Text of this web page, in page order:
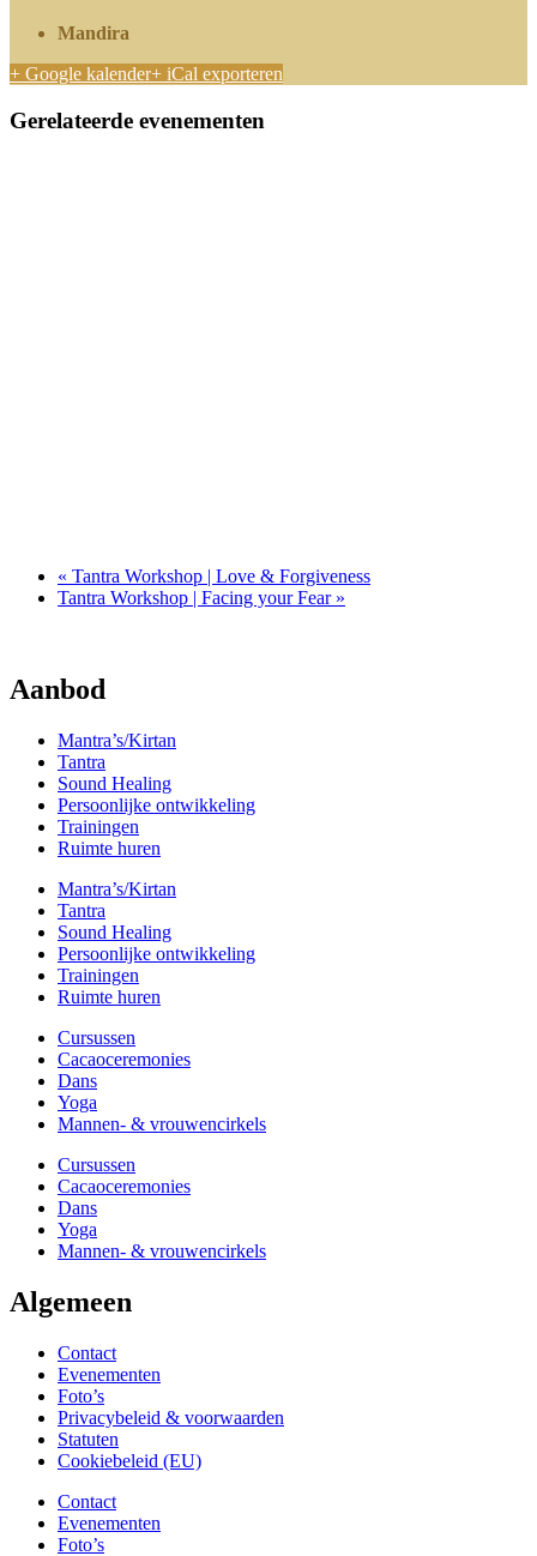
Mandira
+ Google kalender+ iCal exporteren
Gerelateerde evenementen
« Tantra Workshop | Love & Forgiveness
Tantra Workshop | Facing your Fear »
Aanbod
Mantra’s/Kirtan
Tantra
Sound Healing
Persoonlijke ontwikkeling
Trainingen
Ruimte huren
Mantra’s/Kirtan
Tantra
Sound Healing
Persoonlijke ontwikkeling
Trainingen
Ruimte huren
Cursussen
Cacaoceremonies
Dans
Yoga
Mannen- & vrouwencirkels
Cursussen
Cacaoceremonies
Dans
Yoga
Mannen- & vrouwencirkels
Algemeen
Contact
Evenementen
Foto’s
Privacybeleid & voorwaarden
Statuten
Cookiebeleid (EU)
Contact
Evenementen
Foto’s